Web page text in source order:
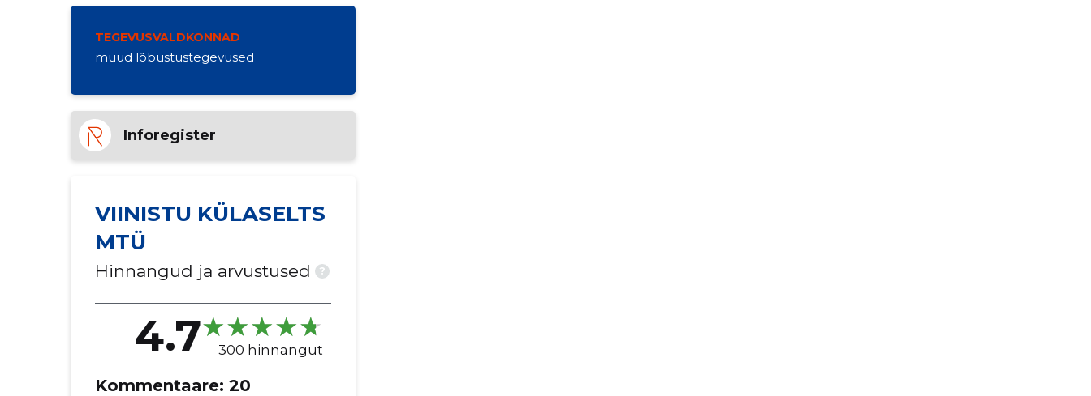
TEGEVUSVALDKONNAD
muud lõbustustegevused
Inforegister
VIINISTU KÜLASELTS
MTÜ
Hinnangud ja arvustused ?
4.7 300 hinnangut
Kommentaare: 20